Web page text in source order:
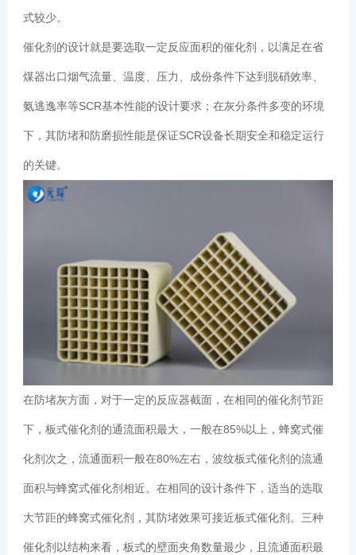
式较少。
催化剂的设计就是要选取一定反应面积的催化剂，以满足在省
煤器出口烟气流量、温度、压力、成份条件下达到脱硝效率、
氨逃逸率等SCR基本性能的设计要求；在灰分条件多变的环境
下，其防堵和防磨损性能是保证SCR设备长期安全和稳定运行
的关键。
在防堵灰方面，对于一定的反应器截面，在相同的催化剂节距
下，板式催化剂的通流面积最大，一般在85%以上，蜂窝式催
化剂次之，流通面积一般在80%左右，波纹板式催化剂的流通
面积与蜂窝式催化剂相近。在相同的设计条件下，适当的选取
大节距的蜂窝式催化剂，其防堵效果可接近板式催化剂。三种
催化剂以结构来看，板式的壁面夹角数量最少，且流通面积最